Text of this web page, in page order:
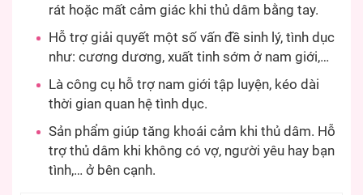
rát hoặc mất cảm giác khi thủ dâm bằng tay.
Hỗ trợ giải quyết một số vấn đề sinh lý, tình dục
như: cương dương, xuất tinh sớm ở nam giới,…
Là công cụ hỗ trợ nam giới tập luyện, kéo dài
thời gian quan hệ tình dục.
Sản phẩm giúp tăng khoái cảm khi thủ dâm. Hỗ
trợ thủ dâm khi không có vợ, người yêu hay bạn
tình,… ở bên cạnh.